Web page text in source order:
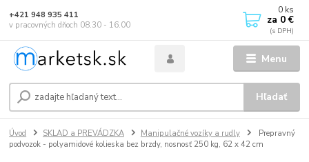
Menu
Hľadať
+421 948 935 411
v pracovných dňoch 08.30 - 16.00
0 ks
za 0 €
Úvod SKLAD a PREVÁDZKA Manipulačné vozíky a rudly
Prepravný
podvozok - polyamidové kolieska bez brzdy, nosnosť 250 kg, 62 x 42 cm